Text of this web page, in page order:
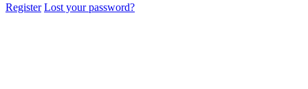
Register Lost your password?